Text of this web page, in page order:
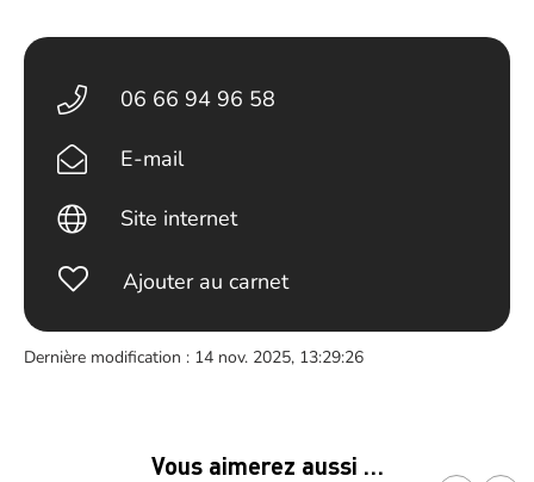
06 66 94 96 58
E-mail
Site internet
Ajouter au carnet
Dernière modification : 14 nov. 2025, 13:29:26
Vous aimerez aussi …